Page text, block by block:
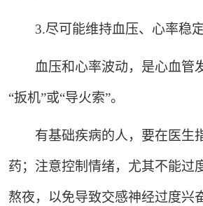
3.尽可能维持血压、心率稳
血压和心率波动，是心血管
“扳机”或“导火索”。
有基础疾病的人，要在医生
药；注意控制情绪，尤其不能过
熬夜，以免导致交感神经过度兴